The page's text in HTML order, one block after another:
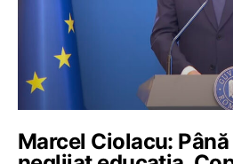
Marcel Ciolacu: